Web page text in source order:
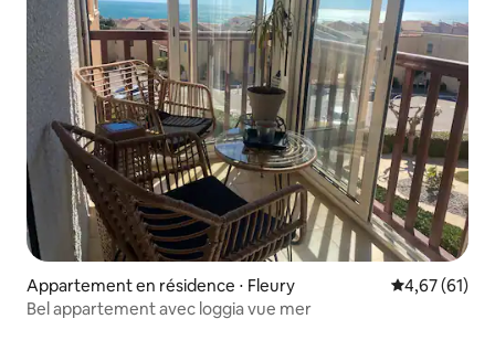
Appartement en résidence ⋅ Fleury Évaluation
4,67 (61)
Bel appartement avec loggia vue mer